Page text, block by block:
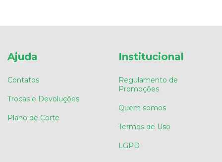
Ajuda
Contatos
Trocas e Devoluções
Plano de Corte
Institucional
Regulamento de
Promoções
Quem somos
Termos de Uso
LGPD